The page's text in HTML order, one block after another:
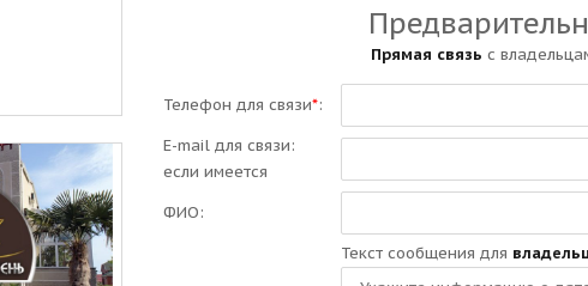
Прямая связь с
Телефон для связи*:
E-mail для связи:
если имеется
ФИО:
Текст сообщения для